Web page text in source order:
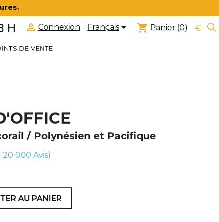
DE VENTE
H  Connexion Français shopping_cart Panier (0) €
/ Polynésien et Pacifique
20 000 Avis)
AU PANIER